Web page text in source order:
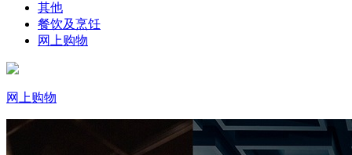
其他
餐饮及烹饪
网上购物
网上购物